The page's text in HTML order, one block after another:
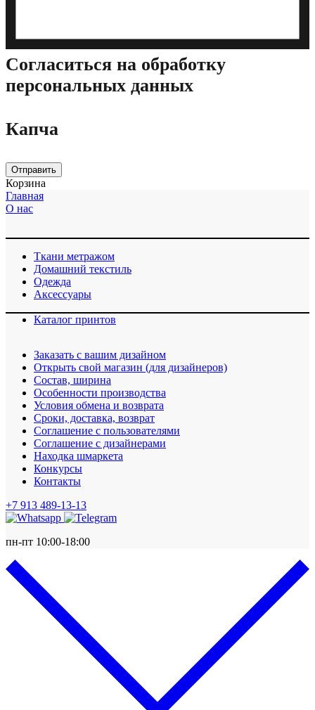
Cогласиться на обработку
персональных данных
Капча
Отправить
Корзина
Главная
О нас
Ткани метражом
Домашний текстиль
Одежда
Аксессуары
Каталог принтов
Заказать с вашим дизайном
Открыть свой магазин (для дизайнеров)
Cостав, ширина
Особенности производства
Условия обмена и возврата
Сроки, доставка, возврат
Соглашение с пользователями
Соглашение с дизайнерами
Находка шмаркета
Конкурсы
Контакты
+7 913 489-13-13
пн-пт 10:00-18:00